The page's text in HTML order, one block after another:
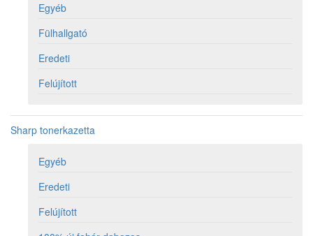
Egyéb
Fülhallgató
Eredeti
Felújított
Sharp tonerkazetta
Egyéb
Eredeti
Felújított